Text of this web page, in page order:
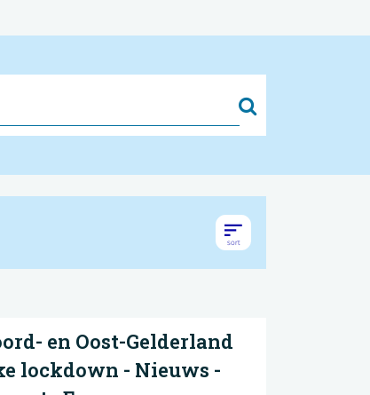
Zoek
en Oost-Gelderland
lockdown - Nieuws -